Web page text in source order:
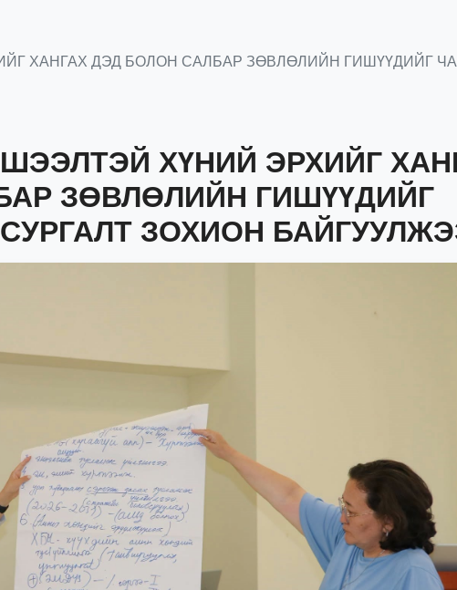
ХАНГАХ ДЭД БОЛОН САЛБАР ЗӨВЛӨЛИЙН ГИШҮҮДИЙГ
ХҮНИЙ ЭРХИЙГ
ЗӨВЛӨЛИЙН ГИШҮҮДИЙГ
ЗОХИОН